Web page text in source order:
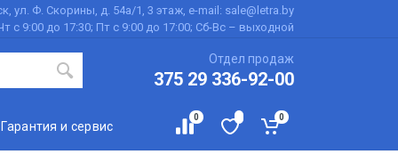
ул. Ф. Скорины, д. 54а/1, 3 этаж, e-mail: sale@letra.by
с 9:00 до 17:30; Пт с 9:00 до 17:00; Сб-Вс – выходной
Отдел продаж
375 29 336-92-00
Гарантия и сервис
0 0